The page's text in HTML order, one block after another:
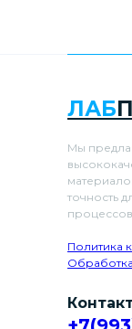
ЛАБ
Мы
точность
Политика